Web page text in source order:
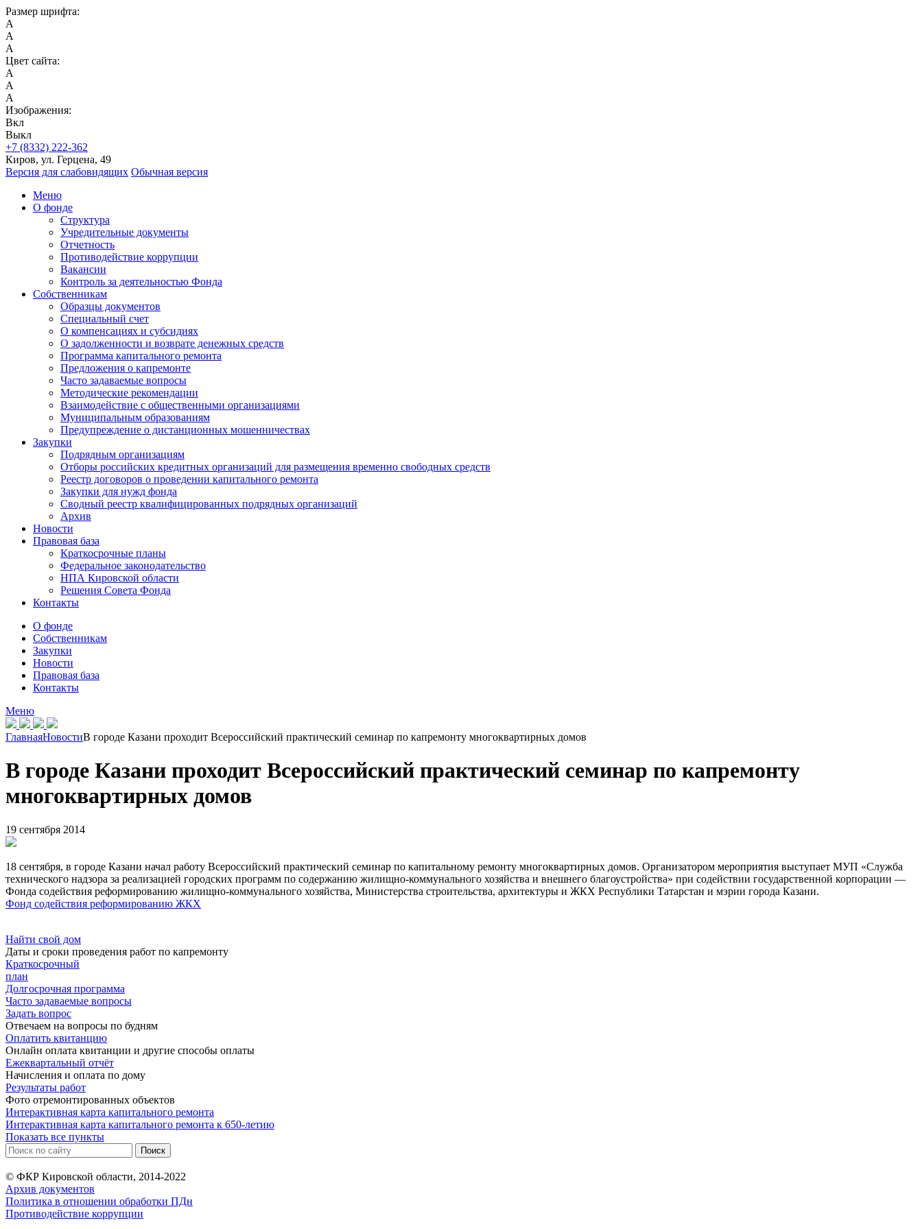
Размер шрифта:
A
A
A
Цвет сайта:
A
A
A
Изображения:
Вкл
Выкл
+7 (8332) 222-362
Киров, ул. Герцена, 49
Версия для слабовидящих Обычная версия
Меню
О фонде
Структура
Учредительные документы
Отчетность
Противодействие коррупции
Вакансии
Контроль за деятельностью Фонда
Собственникам
Образцы документов
Специальный счет
О компенсациях и субсидиях
О задолженности и возврате денежных средств
Программа капитального ремонта
Предложения о капремонте
Часто задаваемые вопросы
Методические рекомендации
Взаимодействие с общественными организациями
Муниципальным образованиям
Предупреждение о дистанционных мошенничествах
Закупки
Подрядным организациям
Отборы российских кредитных организаций для размещения временно свободных средств
Реестр договоров о проведении капитального ремонта
Закупки для нужд фонда
Сводный реестр квалифицированных подрядных организаций
Архив
Новости
Правовая база
Краткосрочные планы
Федеральное законодательство
НПА Кировской области
Решения Совета Фонда
Контакты
О фонде
Собственникам
Закупки
Новости
Правовая база
Контакты
Меню
ГлавнаяНовостиВ городе Казани проходит Всероссийский практический семинар по капремонту многоквартирных домов
В городе Казани проходит Всероссийский практический семинар по капремонту
многоквартирных домов
19 сентября 2014
18 сентября, в городе Казани начал работу Всероссийский практический семинар по капитальному ремонту многоквартирных домов. Организатором мероприятия выступает МУП «Служба
технического надзора за реализацией городских программ по содержанию жилищно-коммунального хозяйства и внешнего благоустройства» при содействии государственной корпорации —
Фонда содействия реформированию жилищно-коммунального хозяйства, Министерства строительства, архитектуры и ЖКХ Республики Татарстан и мэрии города Казани.
Фонд содействия реформированию ЖКХ
Найти свой дом
Даты и сроки проведения работ по капремонту
Краткосрочный
план
Долгосрочная программа
Часто задаваемые вопросы
Задать вопрос
Отвечаем на вопросы по будням
Оплатить квитанцию
Онлайн оплата квитанции и другие способы оплаты
Ежеквартальный отчёт
Начисления и оплата по дому
Результаты работ
Фото отремонтированных объектов
Интерактивная карта капитального ремонта
Интерактивная карта капитального ремонта к 650-летию
Показать все пункты
© ФКР Кировской области, 2014-2022
Архив документов
Политика в отношении обработки ПДн
Противодействие коррупции